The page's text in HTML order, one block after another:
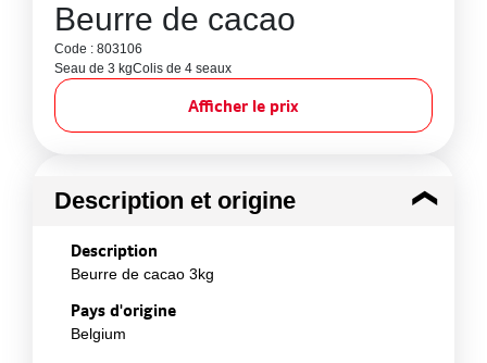
Beurre de cacao
Code : 803106
Seau de 3 kgColis de 4 seaux
Afficher le prix
Description et origine
Description
Beurre de cacao 3kg
Pays d'origine
Belgium